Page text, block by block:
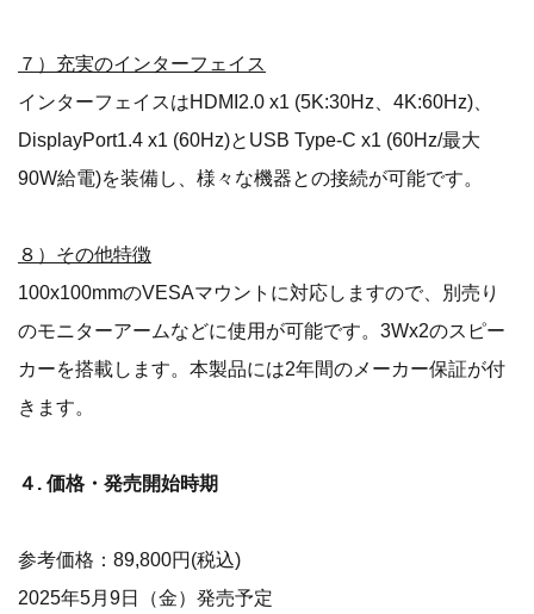
７）充実のインターフェイス
インターフェイスはHDMI2.0 x1 (5K:30Hz、4K:60Hz)、
DisplayPort1.4 x1 (60Hz)とUSB Type-C x1 (60Hz/最大
90W給電)を装備し、様々な機器との接続が可能です。
８）その他特徴
100x100mmのVESAマウントに対応しますので、別売り
のモニターアームなどに使用が可能です。3Wx2のスピー
カーを搭載します。本製品には2年間のメーカー保証が付
きます。
４. 価格・発売開始時期
参考価格：89,800円(税込)
2025年5月9日（金）発売予定